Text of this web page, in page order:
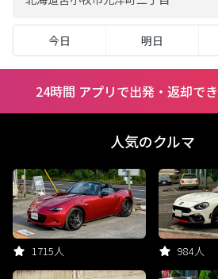
今日 明日
24時間 アプリで出発・返却で
人気のクルマ
1715人 984人